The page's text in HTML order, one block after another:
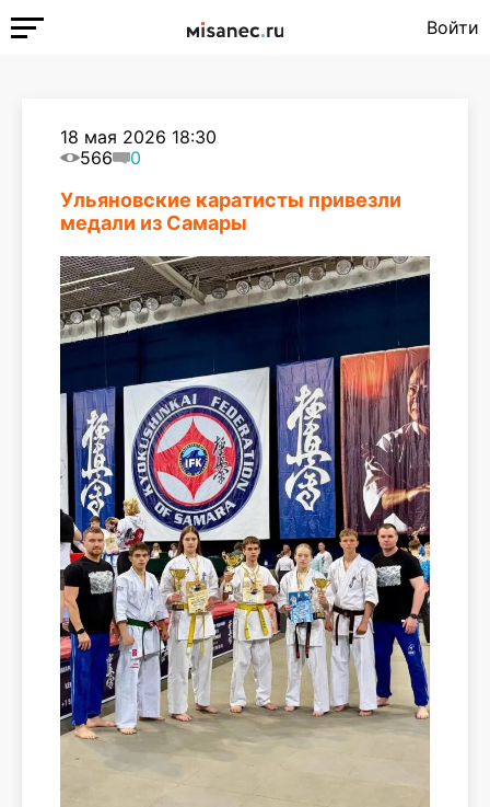
Войти
18 мая 2026 18:30
566
0
Ульяновские каратисты привезли
медали из Самары